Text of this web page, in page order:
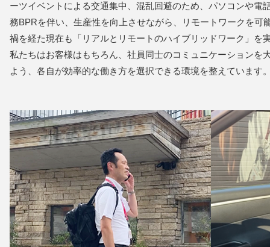
ーツイベントによる交通集中、混乱回避のため、パソコンや電
務BPRを伴い、生産性を向上させながら、リモートワークを可
禍を経た現在も「リアルとリモートのハイブリッドワーク」を
私たちはお客様はもちろん、社員同士のコミュニケーションを
よう、各自が効率的な働き方を選択できる環境を整えています